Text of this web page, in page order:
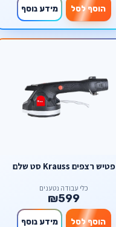
הוסף לסל מידע נוסף
פטיש רצפים Krauss סט שלם
כלי עבודה נטענים
₪599
הוסף לסל מידע נוסף